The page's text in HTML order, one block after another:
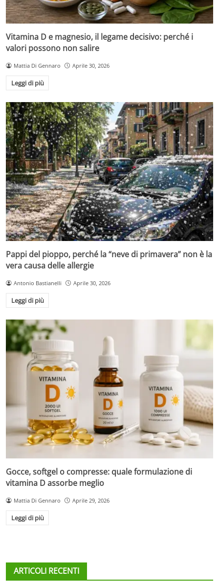
Vitamina D e magnesio, il legame decisivo: perché i
valori possono non salire
Mattia Di Gennaro Aprile 30, 2026
Leggi di più
Pappi del pioppo, perché la “neve di primavera” non è la
vera causa delle allergie
Antonio Bastianelli Aprile 30, 2026
Leggi di più
Gocce, softgel o compresse: quale formulazione di
vitamina D assorbe meglio
Mattia Di Gennaro Aprile 29, 2026
Leggi di più
ARTICOLI RECENTI